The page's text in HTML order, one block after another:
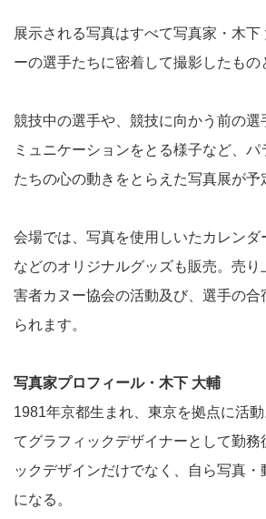
展示される写真はすべて写真家・木下
ーの選手たちに密着して撮影したもの
競技中の選手や、競技に向かう前の選
ミュニケーションをとる様子など、
たちの心の動きをとらえた写真展が予
会場では、写真を使用しいたカレンダ
などのオリジナルグッズも販売。売
害者カヌー協会の活動及び、選手の合
られます。
写真家プロフィール・木下 大輔
1981年京都生まれ、東京を拠点に活
てグラフィックデザイナーとして勤務
ックデザインだけでなく、自ら写真・
になる。